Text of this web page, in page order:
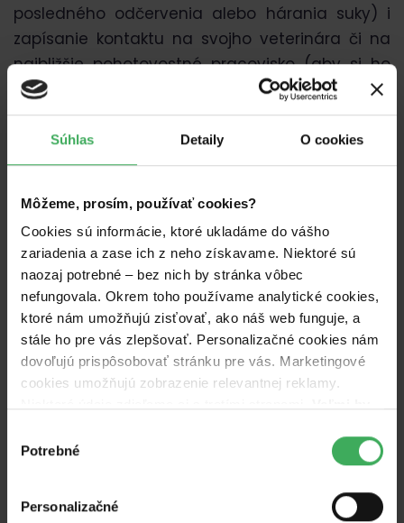
Súhlas Detaily O cookies
Môžeme, prosím, používať cookies?
Cookies sú informácie, ktoré ukladáme do vášho
zariadenia a zase ich z neho získavame. Niektoré sú
naozaj potrebné – bez nich by stránka vôbec
nefungovala. Okrem toho používame analytické cookies,
ktoré nám umožňujú zisťovať, ako náš web funguje, a
stále ho pre vás zlepšovať. Personalizačné cookies nám
dovoľujú prispôsobovať stránku pre vás. Marketingové
cookies umožňujú zobrazenie relevantnej reklamy.
používať všetky tieto cookies.
súhlasu
Potrebné
Personalizačné
posledného odčervenia alebo hárania suky) i
zapísanie kontaktu na svojho veterinára či na
najbližšie pohotovostné pracovisko (aby si ho
nemusel v prípade núdze googliť).
Kniha je plne ilustrovaná
) a o grafické spracovanie sa
pravdivosti uvádzaných údajov, na odbornú
korektúru textov som prizvalaProf. MVDr.
Miroslava Svobodu, CSc., niekdajšieho prednostu
Kliniky chorob psů a kočekna Veterinárnej
univerzite v Brne a spoluautora odbornej knihy
Nemoci psa a kočky
Praktická „príručka prvej